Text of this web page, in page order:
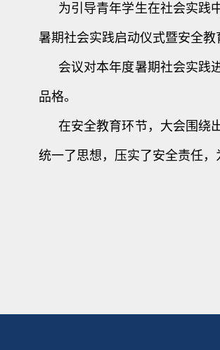
为引导青年学生在社会实践
暑期社会实践启动仪式暨安全
会议对本年度暑期社会实践
品格。
在安全教育环节，大会围绕
统一了思想，压实了安全责任，